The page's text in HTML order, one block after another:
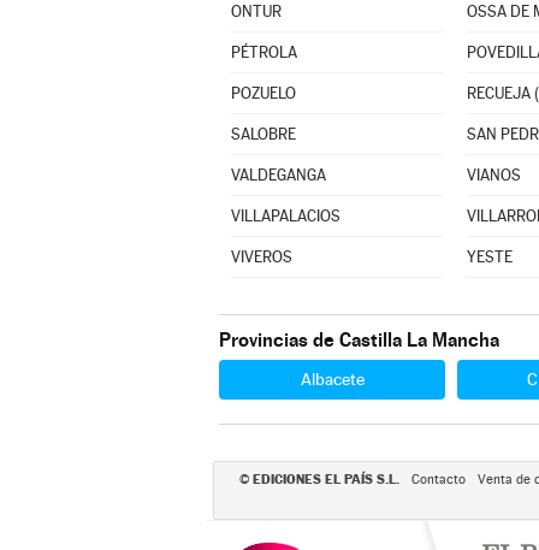
ONTUR OSSA DE
PÉTROLA
POZUELO RECUEJA
SALOBRE SAN
VALDEGANGA VIANOS
VILLAPALACIOS
VIVEROS YESTE
Provincias de Castilla La Mancha
Albacete
© EDICIONES EL PAÍS S.L. Contacto Venta de